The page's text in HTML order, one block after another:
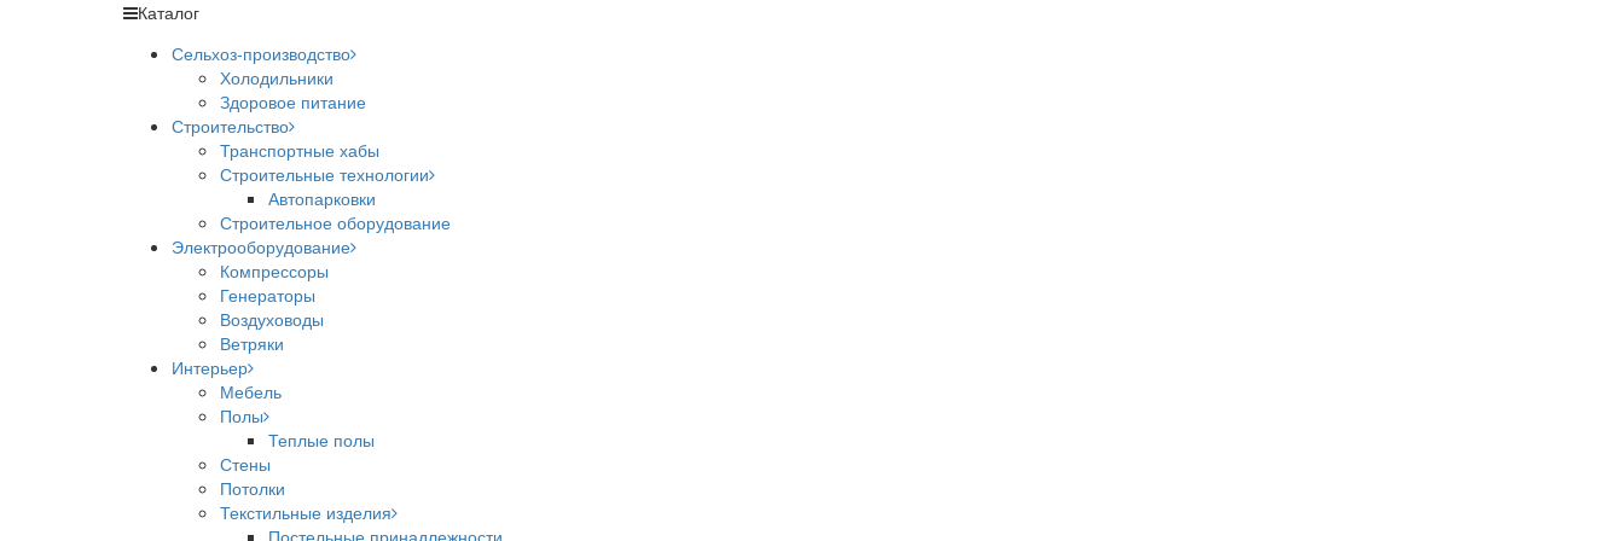
Каталог
Сельхоз-производство
Холодильники
Здоровое питание
Строительство
Транспортные хабы
Строительные технологии
Автопарковки
Строительное оборудование
Электрооборудование
Компрессоры
Генераторы
Воздуховоды
Ветряки
Интерьер
Мебель
Полы
Теплые полы
Стены
Потолки
Текстильные изделия
Постельные принадлежности